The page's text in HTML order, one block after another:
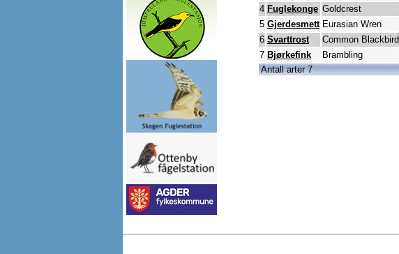
4 Fuglekonge Goldcrest
5 Gjerdesmett Eurasian Wren
6 Svarttrost Common Blackbird
7 Bjørkefink Brambling
Antall arter 7